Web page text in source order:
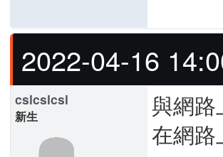
2022-04-16
cslcslcsl
新生
與網路
在網路